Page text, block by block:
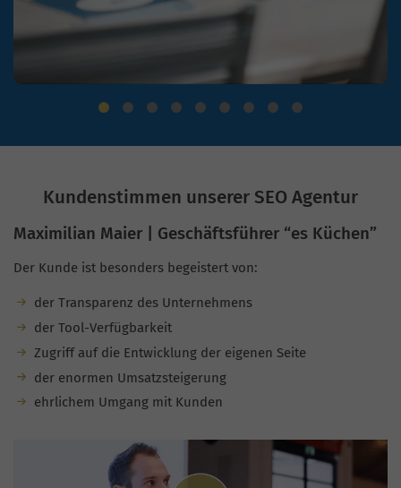
Kundenstimmen unserer SEO Agentur
Maximilian Maier | Geschäftsführer “es Küchen”
Der Kunde ist besonders begeistert von:
der Transparenz des Unternehmens
der Tool-Verfügbarkeit
Zugriff auf die Entwicklung der eigenen Seite
der enormen Umsatzsteigerung
ehrlichem Umgang mit Kunden